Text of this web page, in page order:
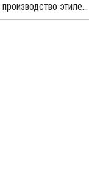
Компания INEOS закрывает производство этилена и бутадиена в Великобритании